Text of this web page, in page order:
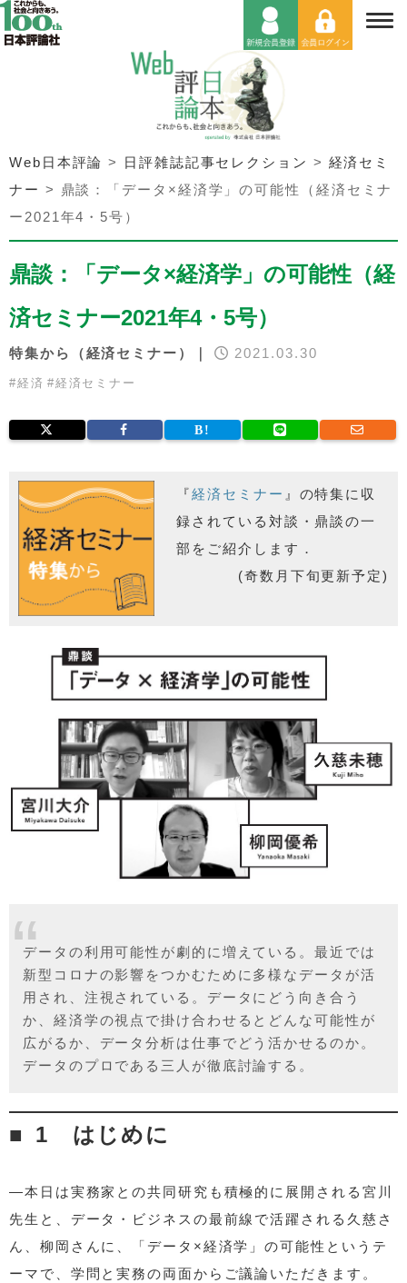
Web日本評論 > 日評雑誌記事セレクション > 経済セミ
ナー > 鼎談：「データ×経済学」の可能性（経済セミナ
ー2021年4・5号）
鼎談：「データ×経済学」の可能性（経
済セミナー2021年4・5号）
特集から（経済セミナー）｜ 2021.03.30
#経済 #経済セミナー
『経済セミナー 』の特集に収
録されている対談・鼎談の一
部をご紹介します．
(奇数月下旬更新予定)
データの利用可能性が劇的に増えている。最近では
新型コロナの影響をつかむために多様なデータが活
用され、注視されている。データにどう向き合う
か、経済学の視点で掛け合わせるとどんな可能性が
広がるか、データ分析は仕事でどう活かせるのか。
データのプロである三人が徹底討論する。
1 はじめに
—本日は実務家との共同研究も積極的に展開される宮川
先生と、データ・ビジネスの最前線で活躍される久慈さ
ん、柳岡さんに、「データ×経済学」の可能性というテ
ーマで、学問と実務の両面からご議論いただきます。